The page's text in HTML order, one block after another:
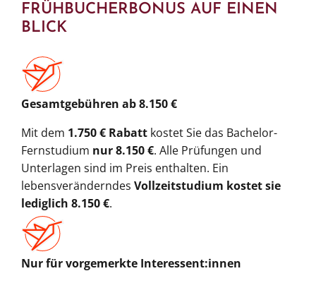
FRÜHBUCHERBONUS AUF EINEN
BLICK
Gesamtgebühren ab 8.150 €
Mit dem 1.750 € Rabatt kostet Sie das Bachelor-
Fernstudium nur 8.150 €. Alle Prüfungen und
Unterlagen sind im Preis enthalten. Ein
lebensveränderndes Vollzeitstudium kostet sie
lediglich 8.150 €.
Nur für vorgemerkte Interessent:innen